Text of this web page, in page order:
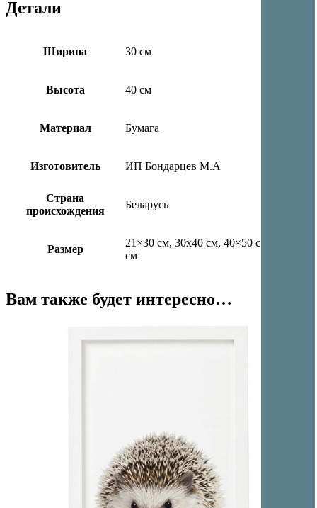
Детали
Ширина 30 см
Высота 40 см
Материал Бумага
Изготовитель ИП Бондарцев М.А
Страна
происхождения
Беларусь
Размер
21×30 см, 30х40 см, 40×50 см, 50х70
см
Вам также будет интересно…